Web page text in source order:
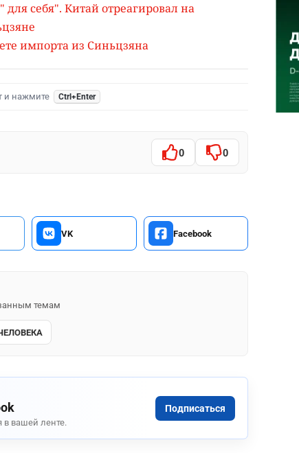
себя". Китай отреагировал на
импорта из Синьцзяна
и нажмите Ctrl+Enter
0 0
VK Facebook
темам
в вашей ленте.
Подписаться